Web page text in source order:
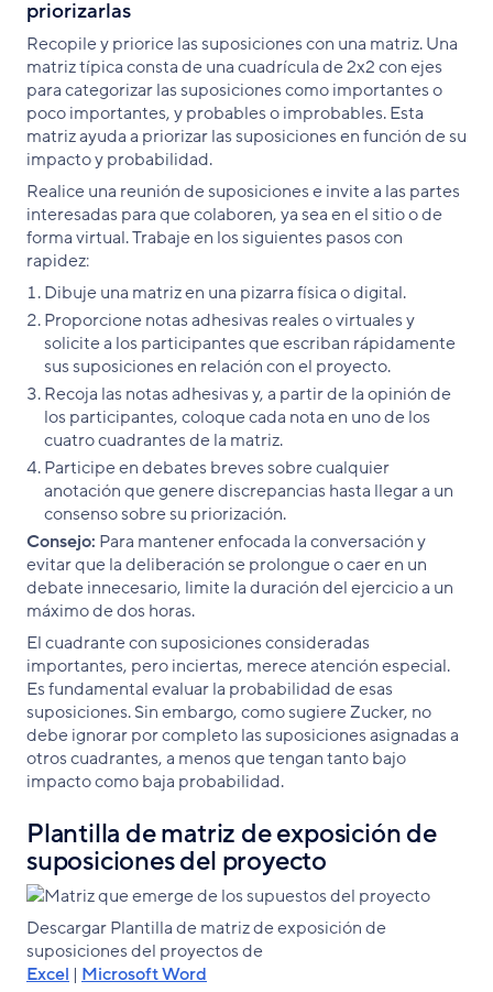
priorizarlas
Recopile y priorice las suposiciones con una matriz. Una
matriz típica consta de una cuadrícula de 2x2 con ejes
para categorizar las suposiciones como importantes o
poco importantes, y probables o improbables. Esta
matriz ayuda a priorizar las suposiciones en función de su
impacto y probabilidad.
Realice una reunión de suposiciones e invite a las partes
interesadas para que colaboren, ya sea en el sitio o de
forma virtual. Trabaje en los siguientes pasos con
rapidez:
Dibuje una matriz en una pizarra física o digital.
Proporcione notas adhesivas reales o virtuales y
solicite a los participantes que escriban rápidamente
sus suposiciones en relación con el proyecto.
Recoja las notas adhesivas y, a partir de la opinión de
los participantes, coloque cada nota en uno de los
cuatro cuadrantes de la matriz.
Participe en debates breves sobre cualquier
anotación que genere discrepancias hasta llegar a un
consenso sobre su priorización.
Consejo: Para mantener enfocada la conversación y
evitar que la deliberación se prolongue o caer en un
debate innecesario, limite la duración del ejercicio a un
máximo de dos horas.
El cuadrante con suposiciones consideradas
importantes, pero inciertas, merece atención especial.
Es fundamental evaluar la probabilidad de esas
suposiciones. Sin embargo, como sugiere Zucker, no
debe ignorar por completo las suposiciones asignadas a
otros cuadrantes, a menos que tengan tanto bajo
impacto como baja probabilidad.
Plantilla de matriz de exposición de
suposiciones del proyecto
Descargar Plantilla de matriz de exposición de
suposiciones del proyectos de
Excel | Microsoft Word